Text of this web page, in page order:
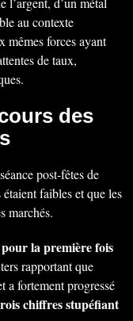
au contexte
mêmes forces ayant
de taux,
des
post-fêtes de
faibles et que les
marchés.
la première fois
rapportant que
a fortement progressé
chiffres stupéfiant